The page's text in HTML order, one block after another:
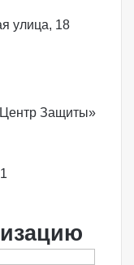
улица, 18
Защиты»